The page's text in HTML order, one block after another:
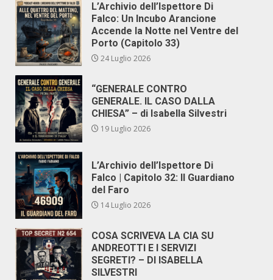
L’Archivio dell’Ispettore Di
Falco: Un Incubo Arancione
Accende la Notte nel Ventre del
Porto (Capitolo 33)
24 Luglio 2026
“GENERALE CONTRO
GENERALE. IL CASO DALLA
CHIESA” – di Isabella Silvestri
19 Luglio 2026
L’Archivio dell’Ispettore Di
Falco | Capitolo 32: Il Guardiano
del Faro
14 Luglio 2026
COSA SCRIVEVA LA CIA SU
ANDREOTTI E I SERVIZI
SEGRETI? – DI ISABELLA
SILVESTRI